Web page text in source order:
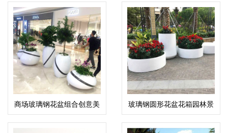
商场玻璃钢花盆组合创意美
陈艺术花钵
玻璃钢圆形花盆花箱园林景
观街区花钵